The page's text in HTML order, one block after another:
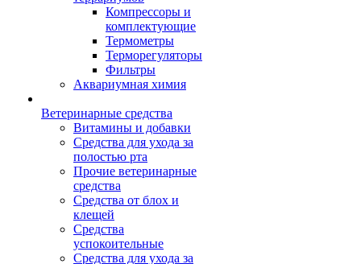
Компрессоры и
комплектующие
Термометры
Терморегуляторы
Фильтры
Аквариумная химия
Ветеринарные средства
Витамины и добавки
Средства для ухода за
полостью рта
Прочие ветеринарные
средства
Средства от блох и
клещей
Средства
успокоительные
Средства для ухода за